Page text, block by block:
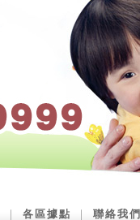
各區據點 聯絡我們